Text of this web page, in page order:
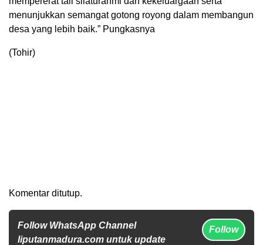
menunjukkan semangat gotong royong dalam membangun
desa yang lebih baik.” Pungkasnya
(Tohir)
Komentar ditutup.
Follow WhatsApp Channel
liputanmadura.com untuk update
Follow